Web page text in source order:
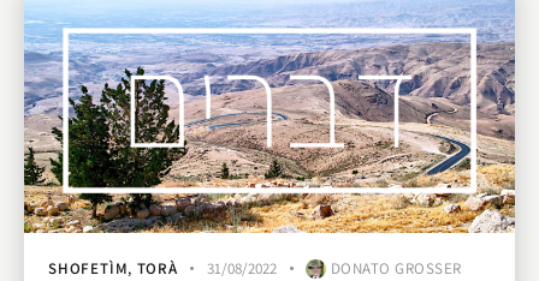
SHOFETÌM, TORÀ 31/08/2022 DONATO GROSSER